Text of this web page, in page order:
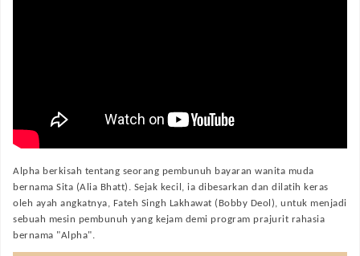
Alpha berkisah tentang seorang pembunuh bayaran wanita muda
bernama Sita (Alia Bhatt). Sejak kecil, ia dibesarkan dan dilatih keras
oleh ayah angkatnya, Fateh Singh Lakhawat (Bobby Deol), untuk menjadi
sebuah mesin pembunuh yang kejam demi program prajurit rahasia
bernama "Alpha".